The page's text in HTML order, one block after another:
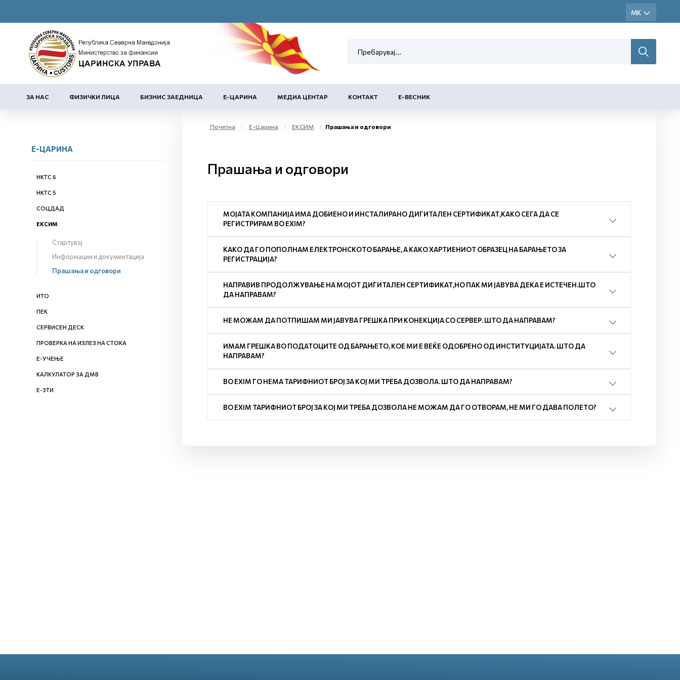
ЗА НАС ФИЗИЧКИ ЛИЦА БИЗНИС ЗАЕДНИЦА Е-ЦАРИНА МЕДИА ЦЕНТАР КОНТАКТ Е-ВЕСНИК
Е-ЦАРИНА
НКТС 6
НКТС 5
СОЦДАД
ЕКСИМ
Стартувај
Информации и документација
Прашања и одговори
ИТО
ПЕК
СЕРВИСЕН ДЕСК
ПРОВЕРКА НА ИЗЛЕЗ НА СТОКА
Е-УЧЕЊЕ
КАЛКУЛАТОР ЗА ДМВ
Е-ЗТИ
Почетна Е-Царина ЕКСИМ Прашања и одговори
Прашања и одговори
МОЈАТА КОМПАНИЈА ИМА ДОБИЕНО И ИНСТАЛИРАНО ДИГИТАЛЕН СЕРТИФИКАТ,КАКО СЕГА ДА СЕ
РЕГИСТРИРАМ ВО ЕXIM?
КАКО ДА ГО ПОПОЛНАМ ЕЛЕКТРОНСКОТО БАРАЊЕ, А КАКО ХАРТИЕНИОТ ОБРАЗЕЦ НА БАРАЊЕТО ЗА
РЕГИСТРАЦИЈА?
НАПРАВИВ ПРОДОЛЖУВАЊЕ НА МОЈОТ ДИГИТАЛЕН СЕРТИФИКАТ,НО ПАК МИ ЈАВУВА ДЕКА Е ИСТЕЧЕН.ШТО
ДА НАПРАВАМ?
НЕ МОЖАМ ДА ПОТПИШАМ МИ ЈАВУВА ГРЕШКА ПРИ КОНЕКЦИЈА СО СЕРВЕР. ШТО ДА НАПРАВАМ?
ИМАМ ГРЕШКА ВО ПОДАТОЦИТЕ ОД БАРАЊЕТО, КОЕ МИ Е ВЕЌЕ ОДОБРЕНО ОД ИНСТИТУЦИЈАТА. ШТО ДА
НАПРАВАМ?
ВО EXIM ГО НЕМА ТАРИФНИОТ БРОЈ ЗА КОЈ МИ ТРЕБА ДОЗВОЛА. ШТО ДА НАПРАВАМ?
ВО EXIM ТАРИФНИОТ БРОЈ ЗА КОЈ МИ ТРЕБА ДОЗВОЛА НЕ МОЖАМ ДА ГО ОТВОРАМ, НЕ МИ ГО ДАВА ПОЛЕТО?